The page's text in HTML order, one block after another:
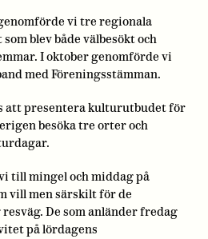
vi tre regionala
blev både välbesökt och
I oktober genomförde vi
med Föreningsstämman.
att presentera kulturutbudet för
besöka tre orter och
till mingel och middag på
vill men särskilt för de
De som anländer fredag
på lördagens